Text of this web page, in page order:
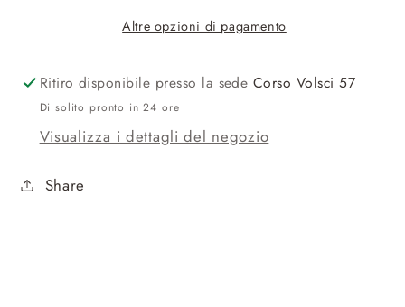
Altre opzioni di pagamento
Ritiro disponibile presso la sede Corso Volsci 57
Di solito pronto in 24 ore
Visualizza i dettagli del negozio
Share